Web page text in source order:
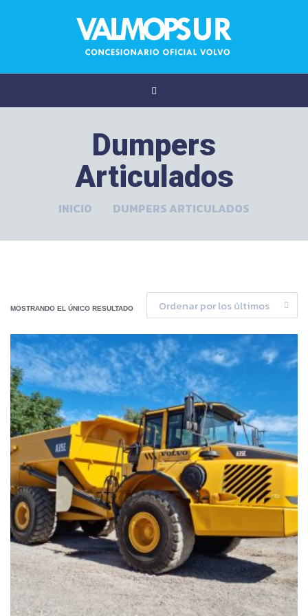
Dumpers
Articulados
INICIO DUMPERS ARTICULADOS
MOSTRANDO EL ÚNICO RESULTADO Ordenar por los últimos